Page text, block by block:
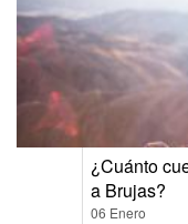
¿Cuánto
a Brujas?
06 Enero